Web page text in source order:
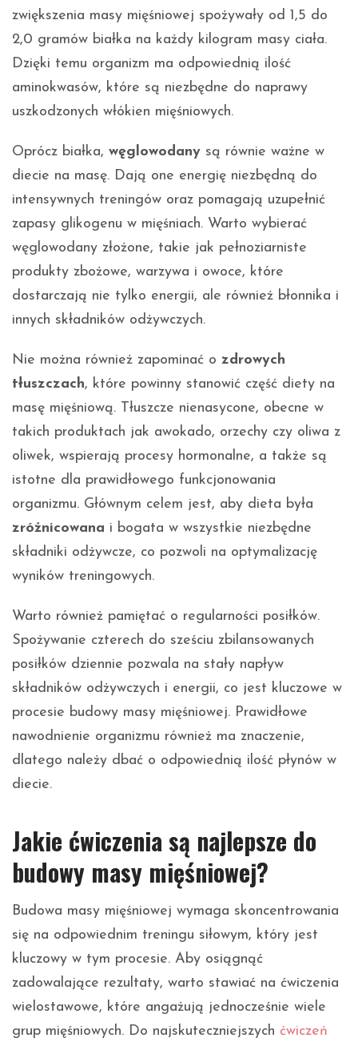
zwiększenia masy mięśniowej spożywały od 1,5 do
2,0 gramów białka na każdy kilogram masy ciała.
Dzięki temu organizm ma odpowiednią ilość
aminokwasów, które są niezbędne do naprawy
uszkodzonych włókien mięśniowych.
Oprócz białka, węglowodany są równie ważne w
diecie na masę. Dają one energię niezbędną do
intensywnych treningów oraz pomagają uzupełnić
zapasy glikogenu w mięśniach. Warto wybierać
węglowodany złożone, takie jak pełnoziarniste
produkty zbożowe, warzywa i owoce, które
dostarczają nie tylko energii, ale również błonnika i
innych składników odżywczych.
Nie można również zapominać o zdrowych
tłuszczach, które powinny stanowić część diety na
masę mięśniową. Tłuszcze nienasycone, obecne w
takich produktach jak awokado, orzechy czy oliwa z
oliwek, wspierają procesy hormonalne, a także są
istotne dla prawidłowego funkcjonowania
organizmu. Głównym celem jest, aby dieta była
zróżnicowana i bogata w wszystkie niezbędne
składniki odżywcze, co pozwoli na optymalizację
wyników treningowych.
Warto również pamiętać o regularności posiłków.
Spożywanie czterech do sześciu zbilansowanych
posiłków dziennie pozwala na stały napływ
składników odżywczych i energii, co jest kluczowe w
procesie budowy masy mięśniowej. Prawidłowe
nawodnienie organizmu również ma znaczenie,
dlatego należy dbać o odpowiednią ilość płynów w
diecie.
Jakie ćwiczenia są najlepsze do
budowy masy mięśniowej?
Budowa masy mięśniowej wymaga skoncentrowania
się na odpowiednim treningu siłowym, który jest
kluczowy w tym procesie. Aby osiągnąć
zadowalające rezultaty, warto stawiać na ćwiczenia
wielostawowe, które angażują jednocześnie wiele
grup mięśniowych. Do najskuteczniejszych ćwiczeń